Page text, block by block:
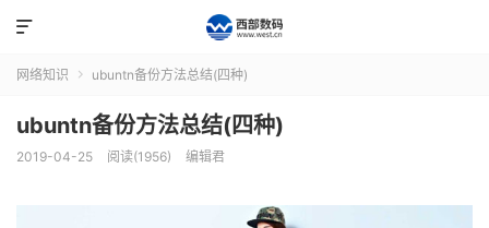

网络知识  ubuntn备份方法总结(四种)
ubuntn备份方法总结(四种)
2019-04-25 阅读(1956) 编辑君